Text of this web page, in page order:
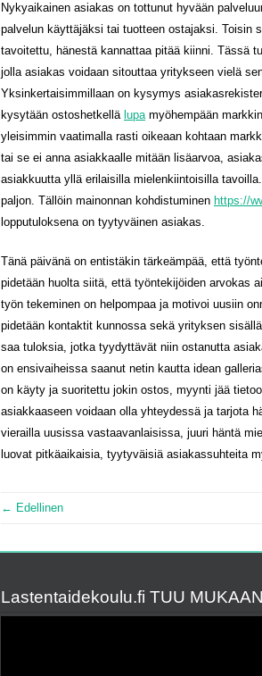
Nykyaikainen asiakas on tottunut hyvään
palvelun käyttäjäksi tai tuotteen ostajaksi. Toisin
tavoitettu, hänestä kannattaa pitää kiinni. Tässä
jolla asiakas voidaan sitouttaa yritykseen vielä
Yksinkertaisimmillaan on kysymys
kysytään ostoshetkellä lupamyöhempään
yleisimmin vaatimalla rasti oikeaan kohtaan
tai se ei anna asiakkaalle mitään lisäarvoa,
asiakkuutta yllä erilaisilla mielenkiintoisilla
paljon. Tällöin mainonnan kohdistuminen https://
lopputuloksena on tyytyväinen asiakas.
Tänä päivänä on entistäkin tärkeämpää, että
pidetään huolta siitä, että työntekijöiden arvokas
työn tekeminen on helpompaa ja motivoi uusiin
pidetään kontaktit kunnossa sekä yrityksen
saa tuloksia, jotka tyydyttävät niin ostanutta
on ensivaiheissa saanut netin kautta idean
on käyty ja suoritettu jokin ostos, myynti jää
asiakkaaseen voidaan olla yhteydessä ja tarjota
vierailla uusissa vastaavanlaisissa, juuri häntä
luovat pitkäaikaisia, tyytyväisiä asiakassuhteita
← Edellinen
Lastentaidekoulu.fi TUU